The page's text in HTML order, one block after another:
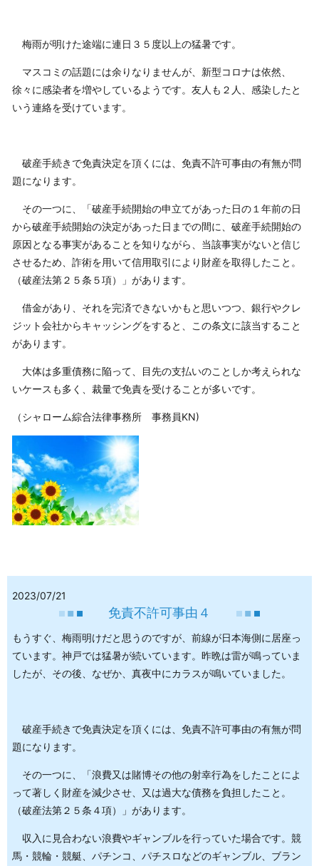
梅雨が明けた途端に連日３５度以上の猛暑です。
マスコミの話題には余りなりませんが、新型コロナは依然、
徐々に感染者を増やしているようです。友人も２人、感染したと
いう連絡を受けています。
破産手続きで免責決定を頂くには、免責不許可事由の有無が問
題になります。
その一つに、「破産手続開始の申立てがあった日の１年前の日
から破産手続開始の決定があった日までの間に、破産手続開始の
原因となる事実があることを知りながら、当該事実がないと信じ
させるため、詐術を用いて信用取引により財産を取得したこと。
（破産法第２５条５項）」があります。
借金があり、それを完済できないかもと思いつつ、銀行やクレ
ジット会社からキャッシングをすると、この条文に該当すること
があります。
大体は多重債務に陥って、目先の支払いのことしか考えられな
いケースも多く、裁量で免責を受けることが多いです。
（シャローム綜合法律事務所 事務員KN)
2023/07/21
免責不許可事由４
もうすぐ、梅雨明けだと思うのですが、前線が日本海側に居座っ
ています。神戸では猛暑が続いています。昨晩は雷が鳴っていま
したが、その後、なぜか、真夜中にカラスが鳴いていました。
破産手続きで免責決定を頂くには、免責不許可事由の有無が問
題になります。
その一つに、「浪費又は賭博その他の射幸行為をしたことによ
って著しく財産を減少させ、又は過大な債務を負担したこと。
（破産法第２５条４項）」があります。
収入に見合わない浪費やギャンブルを行っていた場合です。競
馬・競輪・競艇、パチンコ、パチスロなどのギャンブル、ブラン